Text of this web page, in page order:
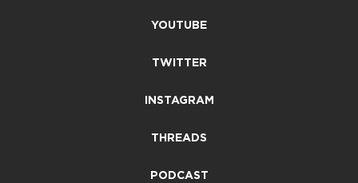
YOUTUBE
TWITTER
INSTAGRAM
THREADS
PODCAST